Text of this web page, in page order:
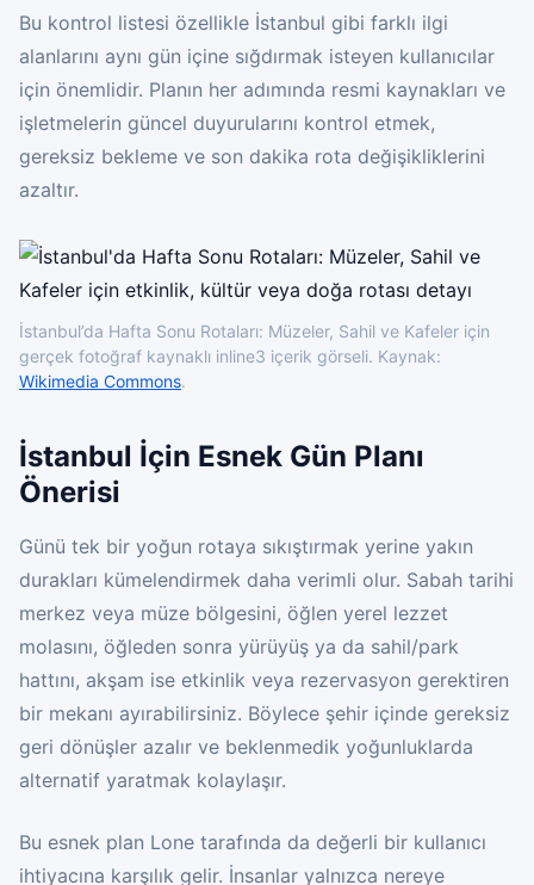
Bu kontrol listesi özellikle İstanbul gibi farklı ilgi
alanlarını aynı gün içine sığdırmak isteyen kullanıcılar
için önemlidir. Planın her adımında resmi kaynakları ve
işletmelerin güncel duyurularını kontrol etmek,
gereksiz bekleme ve son dakika rota değişikliklerini
azaltır.
İstanbul’da Hafta Sonu Rotaları: Müzeler, Sahil ve Kafeler için
gerçek fotoğraf kaynaklı inline3 içerik görseli. Kaynak:
Wikimedia Commons.
İstanbul İçin Esnek Gün Planı
Önerisi
Günü tek bir yoğun rotaya sıkıştırmak yerine yakın
durakları kümelendirmek daha verimli olur. Sabah tarihi
merkez veya müze bölgesini, öğlen yerel lezzet
molasını, öğleden sonra yürüyüş ya da sahil/park
hattını, akşam ise etkinlik veya rezervasyon gerektiren
bir mekanı ayırabilirsiniz. Böylece şehir içinde gereksiz
geri dönüşler azalır ve beklenmedik yoğunluklarda
alternatif yaratmak kolaylaşır.
Bu esnek plan Lone tarafında da değerli bir kullanıcı
ihtiyacına karşılık gelir. İnsanlar yalnızca nereye